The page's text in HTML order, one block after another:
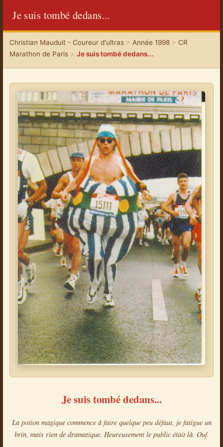
Je suis tombé dedans...
Christian Mauduit - Coureur d'ultras> Année 1998> CR
Marathon de Paris> Je suis tombé dedans...
Je suis tombé dedans...
La potion magique commence à faire quelque peu défaut, je fatigue un
brin, mais rien de dramatique. Heureusement le public était là. Ouf.